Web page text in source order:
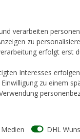
verarbeiten
zu
erfolgt erst
Interesses
zu einem
DHL